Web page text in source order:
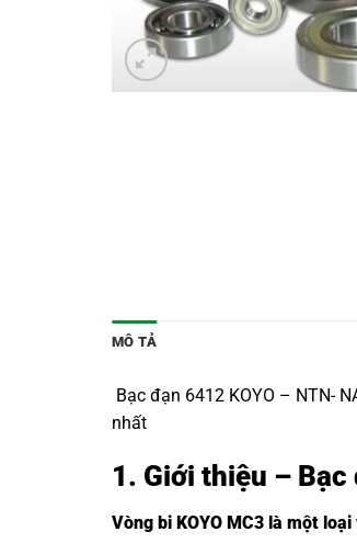
MÔ TẢ
Bạc đạn 6412 KOYO – NTN-
nhất
1. Giới thiệu – Bạc
Vòng bi KOYO MC3 là một